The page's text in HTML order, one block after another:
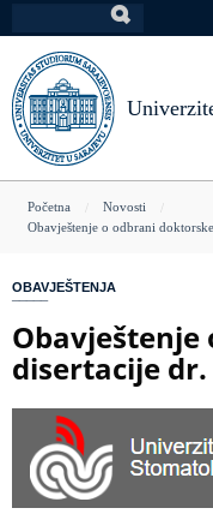
na
glavni
sadržaj
You
here
Početna
Novosti
Obavještenje o odbrani
OBAVJEŠTENJA
disertacije